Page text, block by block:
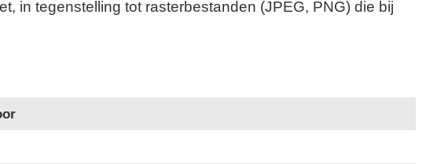
in tegenstelling tot rasterbestanden (JPEG, PNG) die bij